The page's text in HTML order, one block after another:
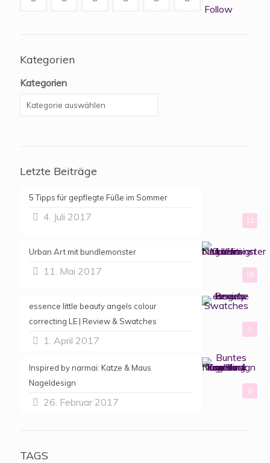
Follow
Kategorien
Kategorien
Letzte Beiträge
12
5 Tipps für gepflegte Füße im Sommer
4. Juli 2017
18
Urban Art mit bundlemonster
11. Mai 2017
1
essence little beauty angels colour
correcting LE | Review & Swatches
1. April 2017
0
Inspired by narmai: Katze & Maus
Nageldesign
26. Februar 2017
TAGS